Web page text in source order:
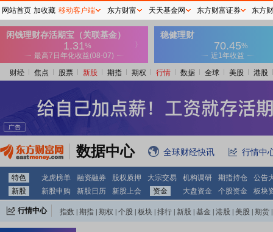
财经 焦点 股票 新股 期指 期权 行情 数据 全球 美股 港股
数据中心 全球财经快讯 行情中
特色 龙虎榜单 融资融券 股权质押 大宗交易 机构调研 期指持仓
公告
新股
新股申购 新股日历 新股上会 资金 大盘资金 个股资金 板块
行情中心 指数 期指 期权 个股 板块 排行 新股 基金 港股 美股 期货
网站首页 加收藏 移动客户端 东方财富 天天基金网 东方财富证券 东方